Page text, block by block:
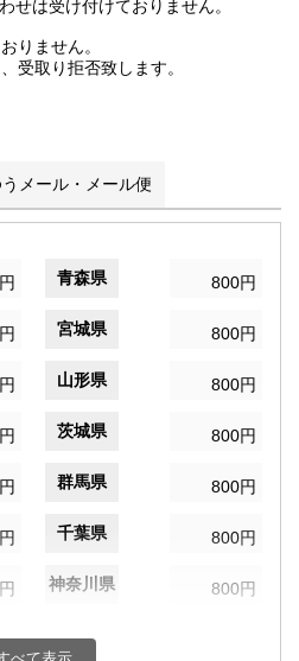
せは受け付けておりません。
りません。
受取り拒否致します。
うメール・メール便
青森県 800円
宮城県 800円
山形県 800円
茨城県 800円
群馬県 800円
千葉県 800円
神奈川県 800円
富山県